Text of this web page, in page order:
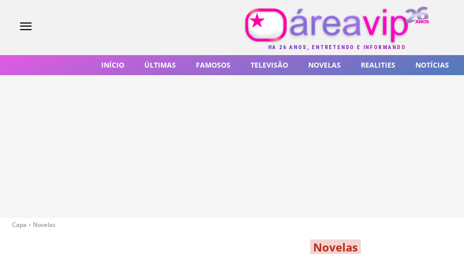
HÁ 26 ANOS, ENTRETENDO E INFORMANDO
INÍCIO ÚLTIMAS FAMOSOS TELEVISÃO NOVELAS REALITIES NOTÍCIAS
Capa Novelas
Novelas